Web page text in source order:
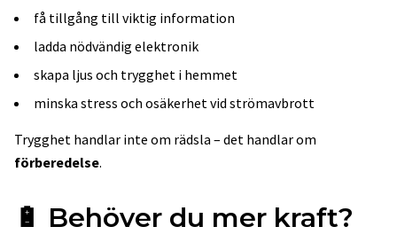
få tillgång till viktig information
ladda nödvändig elektronik
skapa ljus och trygghet i hemmet
minska stress och osäkerhet vid strömavbrott
Trygghet handlar inte om rädsla – det handlar om
förberedelse.
🔋 Behöver du mer kraft?